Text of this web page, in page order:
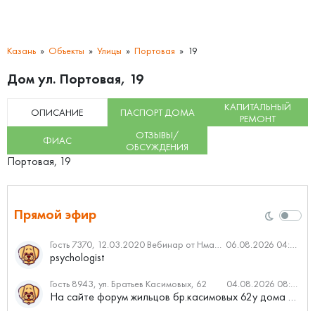
Казань Объекты Улицы Портовая 19
Дом ул. Портовая, 19
ОПИСАНИЕ ПАСПОРТ ДОМА
КАПИТАЛЬНЫЙ
РЕМОНТ
ФИАС
ОТЗЫВЫ/
ОБСУЖДЕНИЯ
Портовая, 19
Прямой эфир
Гость 7370, 12.03.2020 Вебинар от Нмаркет.ПРО: «Актуальное об ипотеке: что нужно знать» 06.08.2026 04:00
psychologist
Гость 8943, ул. Братьев Касимовых, 62 04.08.2026 08:34
На сайте форум жильцов бр.касимовых 62у дома растут красивые...